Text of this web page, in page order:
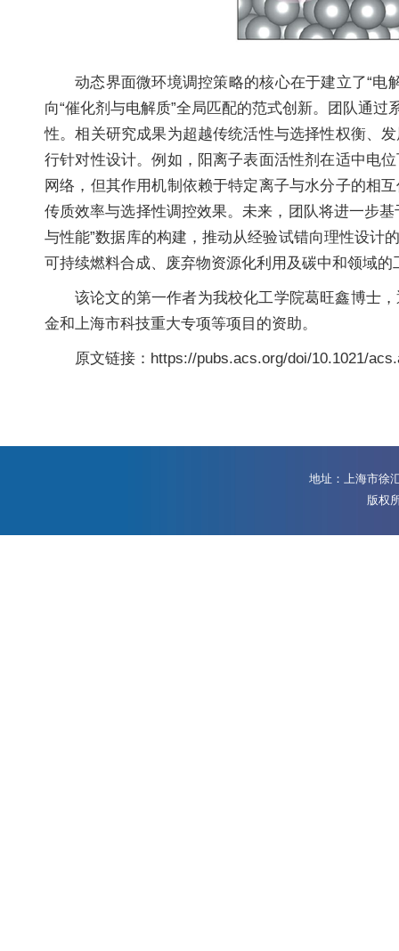
动态界面微环境调控策略的核心在于建立了“
向“催化剂与电解质”全局匹配的范式创新。团队通
性。相关研究成果为超越传统活性与选择性权衡、
行针对性设计。例如，阳离子表面活性剂在适中电
网络，但其作用机制依赖于特定离子与水分子的相
传质效率与选择性调控效果。未来，团队将进一步
与性能”数据库的构建，推动从经验试错向理性设计
可持续燃料合成、废弃物资源化利用及碳中和领域的
该论文的第一作者为我校化工学院葛旺鑫博士
金和上海市科技重大专项等项目的资助。
原文链接：https://pubs.acs.org/doi/10.1021/
地址：上海市徐
版权